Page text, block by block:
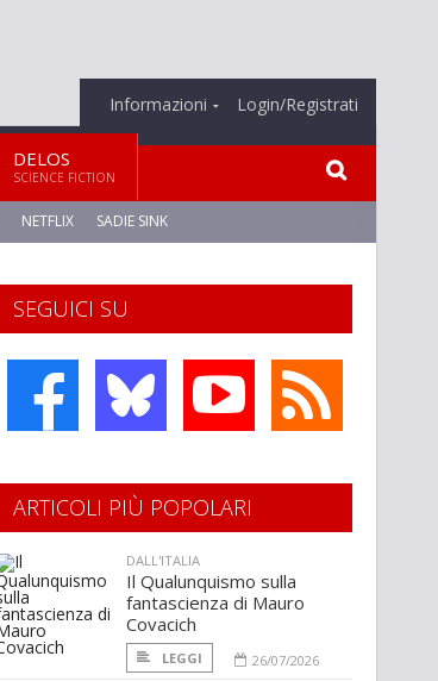
Informazioni Login/Registrati
DELOS
SCIENCE FICTION
NETFLIX SADIE SINK
SEGUICI SU
ARTICOLI PIÙ POPOLARI
DALL'ITALIA
Il Qualunquismo sulla
fantascienza di Mauro
Covacich
LEGGI
26/07/2026